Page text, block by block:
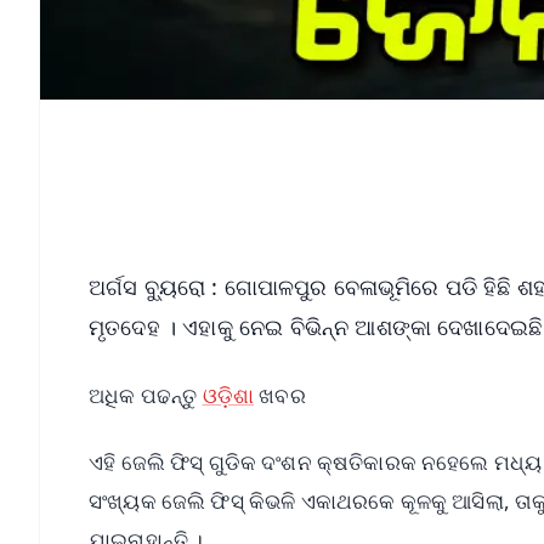
ଅର୍ଗସ ବ୍ୟୁରୋ : ଗୋପାଳପୁର ବେଳାଭୂମିରେ ପଡି ହିଛି
ମୃତଦେହ । ଏହାକୁ ନେଇ ବିଭିନ୍ନ ଆଶଙ୍କା
ଅଧିକ ପଢନ୍ତୁ ଓଡ଼ିଶା ଖବର
ଏହି ଜେଲି ଫିସ୍ ଗୁଡିକ ଦଂଶନ କ୍ଷତିକାରକ ନହେଲେ ମଧ୍ୟ
ସଂଖ୍ୟକ ଜେଲି ଫିସ୍ କିଭଳି ଏକାଥରକେ କୂଳକୁ ଆସିଲା,